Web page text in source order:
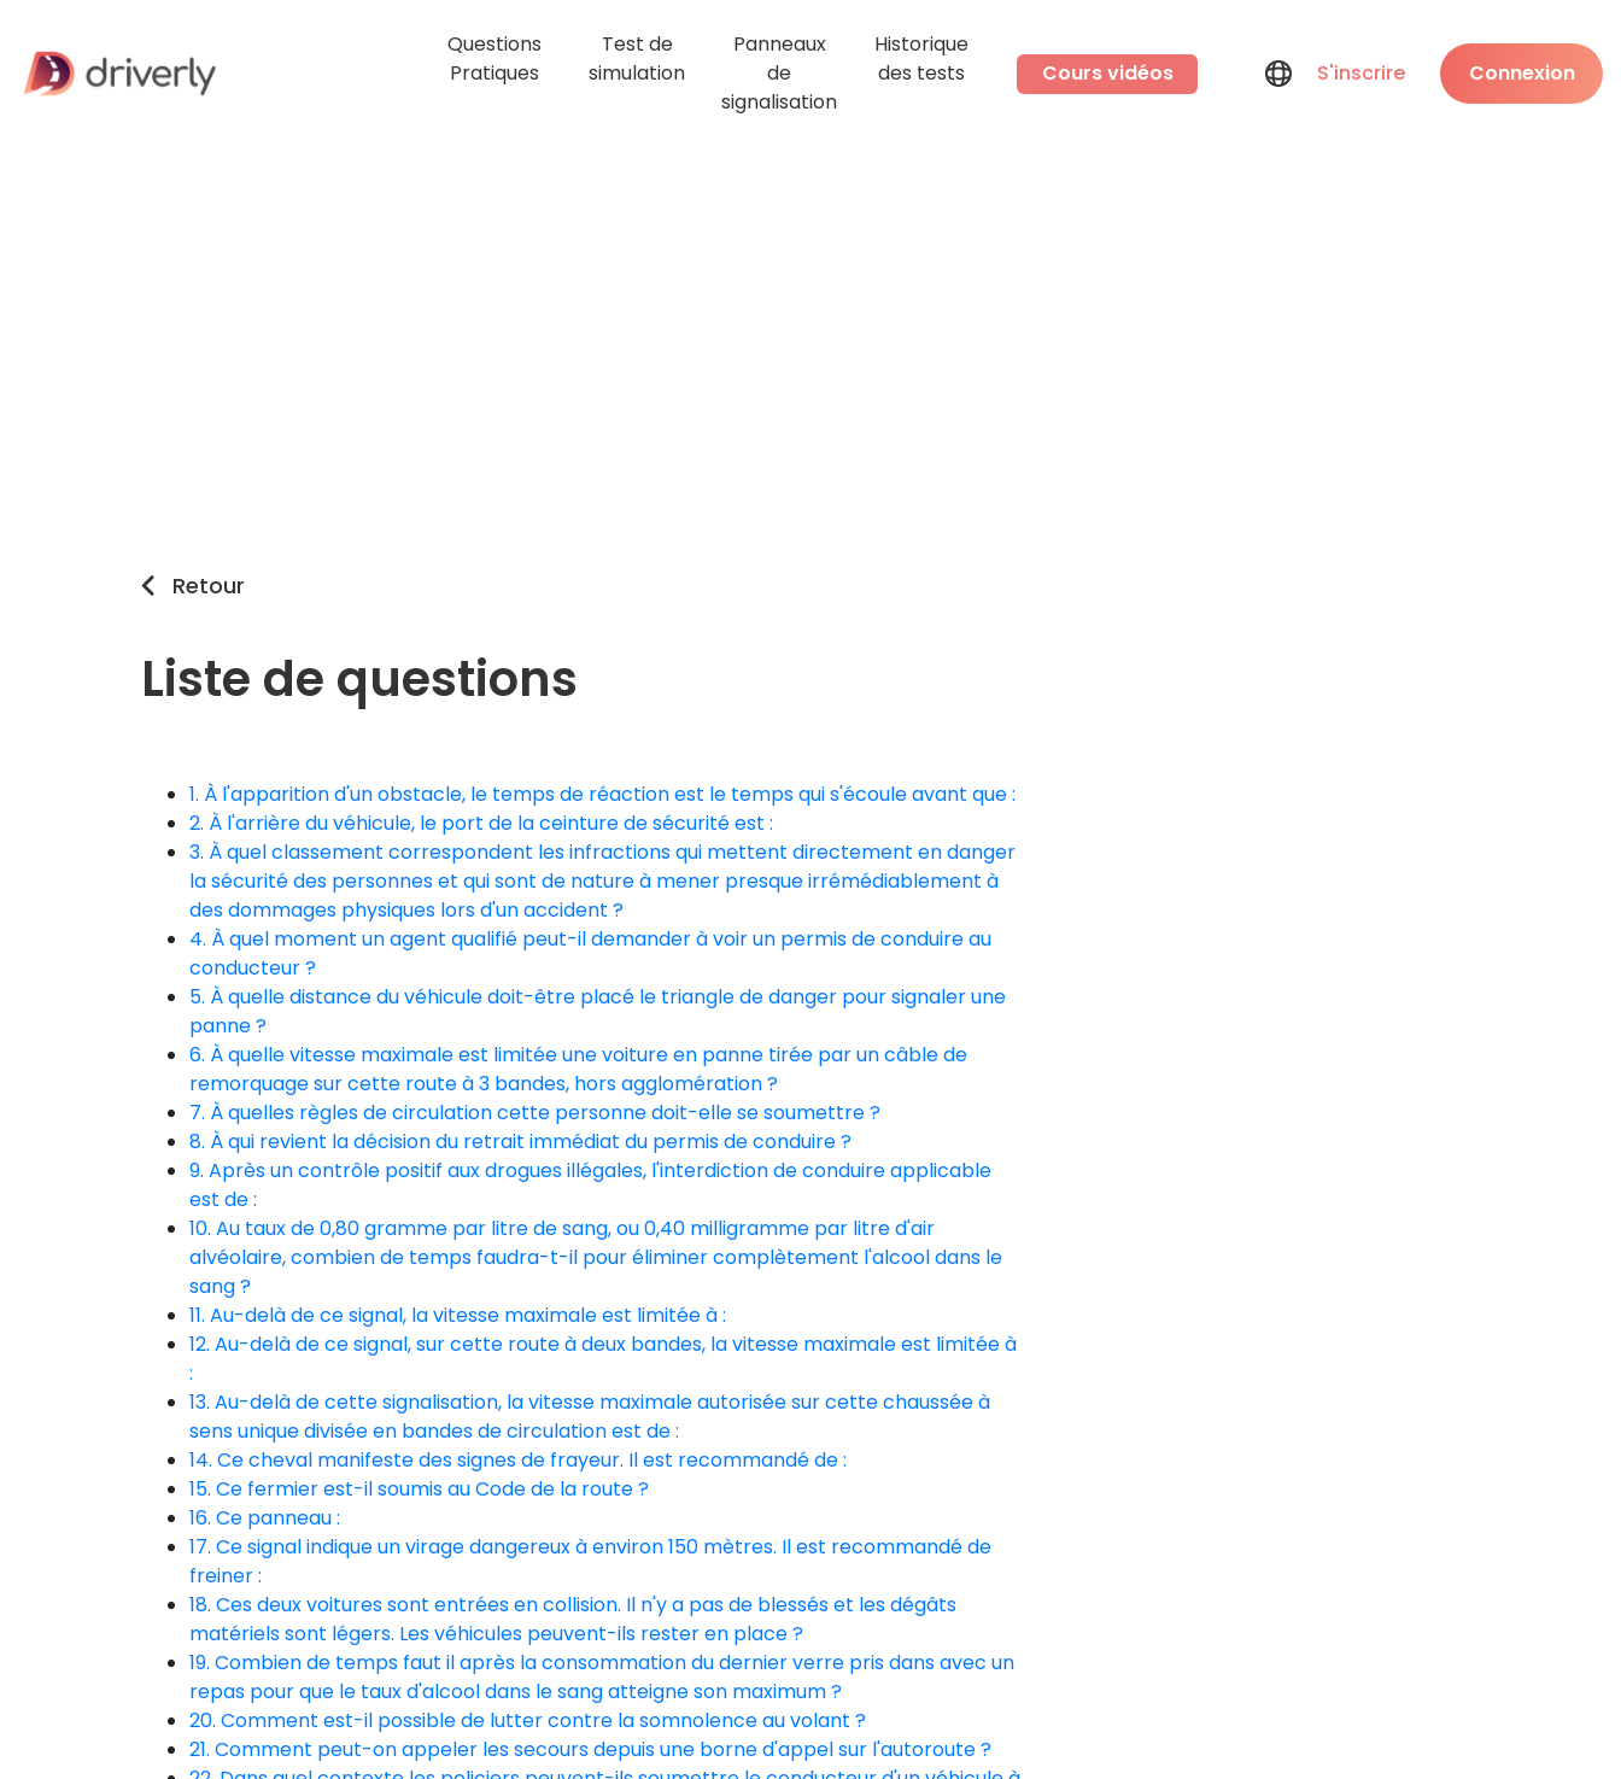
Questions
Pratiques
Test de
simulation
Panneaux
de
signalisation
Historique
des tests
Cours vidéos S'inscrire Connexion
Retour
Liste de questions
1. À l'apparition d'un obstacle, le temps de réaction est le temps qui s'écoule avant que :
2. À l'arrière du véhicule, le port de la ceinture de sécurité est :
3. À quel classement correspondent les infractions qui mettent directement en danger
la sécurité des personnes et qui sont de nature à mener presque irrémédiablement à
des dommages physiques lors d'un accident ?
4. À quel moment un agent qualifié peut-il demander à voir un permis de conduire au
conducteur ?
5. À quelle distance du véhicule doit-être placé le triangle de danger pour signaler une
panne ?
6. À quelle vitesse maximale est limitée une voiture en panne tirée par un câble de
remorquage sur cette route à 3 bandes, hors agglomération ?
7. À quelles règles de circulation cette personne doit-elle se soumettre ?
8. À qui revient la décision du retrait immédiat du permis de conduire ?
9. Après un contrôle positif aux drogues illégales, l'interdiction de conduire applicable
est de :
10. Au taux de 0,80 gramme par litre de sang, ou 0,40 milligramme par litre d'air
alvéolaire, combien de temps faudra-t-il pour éliminer complètement l'alcool dans le
sang ?
11. Au-delà de ce signal, la vitesse maximale est limitée à :
12. Au-delà de ce signal, sur cette route à deux bandes, la vitesse maximale est limitée à
:
13. Au-delà de cette signalisation, la vitesse maximale autorisée sur cette chaussée à
sens unique divisée en bandes de circulation est de :
14. Ce cheval manifeste des signes de frayeur. Il est recommandé de :
15. Ce fermier est-il soumis au Code de la route ?
16. Ce panneau :
17. Ce signal indique un virage dangereux à environ 150 mètres. Il est recommandé de
freiner :
18. Ces deux voitures sont entrées en collision. Il n'y a pas de blessés et les dégâts
matériels sont légers. Les véhicules peuvent-ils rester en place ?
19. Combien de temps faut il après la consommation du dernier verre pris dans avec un
repas pour que le taux d'alcool dans le sang atteigne son maximum ?
20. Comment est-il possible de lutter contre la somnolence au volant ?
21. Comment peut-on appeler les secours depuis une borne d'appel sur l'autoroute ?